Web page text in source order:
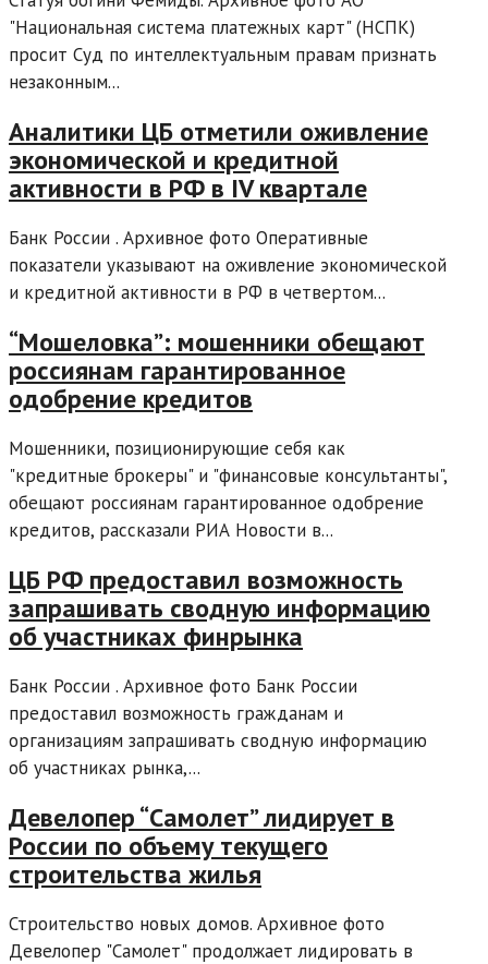
"Национальная система платежных карт" (НСПК)
просит Суд по интеллектуальным правам признать
незаконным...
Аналитики ЦБ отметили оживление
экономической и кредитной
активности в РФ в IV квартале
Банк России . Архивное фото Оперативные
показатели указывают на оживление экономической
и кредитной активности в РФ в четвертом...
“Мошеловка”: мошенники обещают
россиянам гарантированное
одобрение кредитов
Мошенники, позиционирующие себя как
"кредитные брокеры" и "финансовые консультанты",
обещают россиянам гарантированное одобрение
кредитов, рассказали РИА Новости в...
ЦБ РФ предоставил возможность
запрашивать сводную информацию
об участниках финрынка
Банк России . Архивное фото Банк России
предоставил возможность гражданам и
организациям запрашивать сводную информацию
об участниках рынка,...
Девелопер “Самолет” лидирует в
России по объему текущего
строительства жилья
Строительство новых домов. Архивное фото
Девелопер "Самолет" продолжает лидировать в